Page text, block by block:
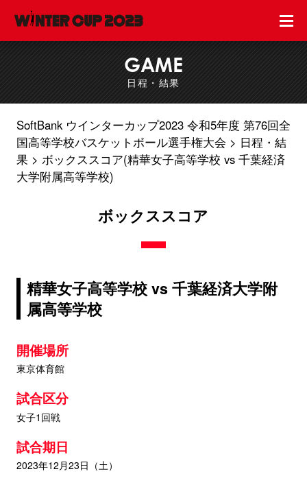
GAME
日程・結果
SoftBank ウインターカップ2023 令和5年度 第76回全
国高等学校バスケットボール選手権大会
日程・結
果
ボックススコア(精華女子高等学校 vs 千葉経済
大学附属高等学校)
ボックススコア
精華女子高等学校 vs 千葉経済大学附
属高等学校
開催場所
東京体育館
試合区分
女子1回戦
試合期日
2023年12月23日（土）